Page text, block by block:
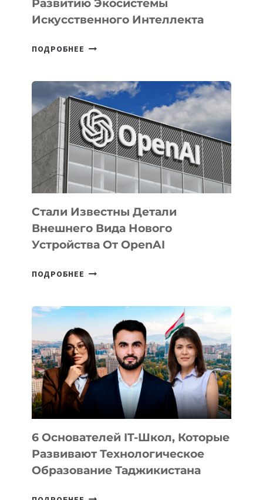
Развитию Экосистемы
Искусственного Интеллекта
ПОДРОБНЕЕ
ПРИОРИТЕТНЫЕ
ЗАДАЧИ
ПО
РАЗВИТИЮ
ЭКОСИСТЕМЫ
ИСКУССТВЕННОГО
ИНТЕЛЛЕКТА
Стали Известны Детали
Внешнего Вида Нового
Устройства От OpenAI
ПОДРОБНЕЕ СТАЛИ
ВНЕШНЕГО
ВИДА
НОВОГО
УСТРОЙСТВА
ОТ
OPENAI
6 Основателей IT-Школ, Которые
Развивают Технологическое
Образование Таджикистана
6